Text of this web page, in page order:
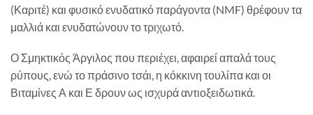
(Καριτέ) και φυσικό ενυδατικό παράγοντα (NMF) θρέφουν τα
μαλλιά και ενυδατώνουν το τριχωτό.
Ο Σμηκτικός Άργιλος που περιέχει, αφαιρεί απαλά τους
ρύπους, ενώ το πράσινο τσάι, η κόκκινη τουλίπα και οι
Βιταμίνες Α και Ε δρουν ως ισχυρά αντιοξειδωτικά.